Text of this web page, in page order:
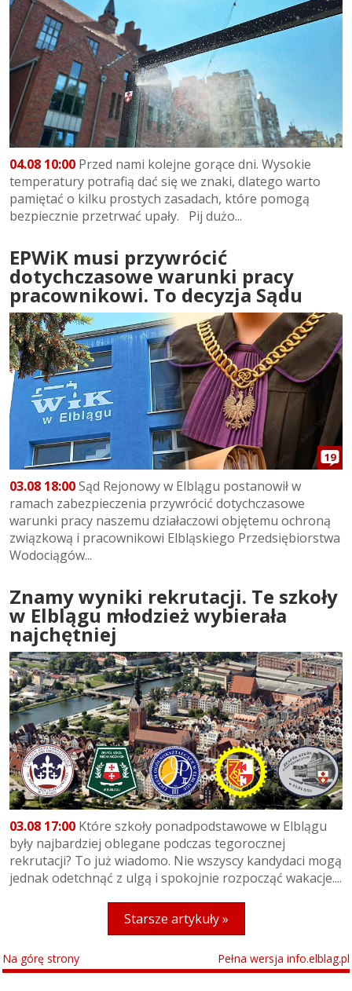
04.08 10:00 Przed nami kolejne gorące dni. Wysokie
temperatury potrafią dać się we znaki, dlatego warto
pamiętać o kilku prostych zasadach, które pomogą
bezpiecznie przetrwać upały. Pij dużo...
EPWiK musi przywrócić
dotychczasowe warunki pracy
pracownikowi. To decyzja Sądu
19
03.08 18:00Sąd Rejonowy w Elblągu postanowił w
ramach zabezpieczenia przywrócić dotychczasowe
warunki pracy naszemu działaczowi objętemu ochroną
związkową i pracownikowi Elbląskiego Przedsiębiorstwa
Wodociągów...
Znamy wyniki rekrutacji. Te szkoły
w Elblągu młodzież wybierała
najchętniej
03.08 17:00 Które szkoły ponadpodstawowe w Elblągu
były najbardziej oblegane podczas tegorocznej
rekrutacji? To już wiadomo. Nie wszyscy kandydaci mogą
jednak odetchnąć z ulgą i spokojnie rozpocząć wakacje....
Starsze artykuły »
Na górę strony Pełna wersja info.elblag.pl